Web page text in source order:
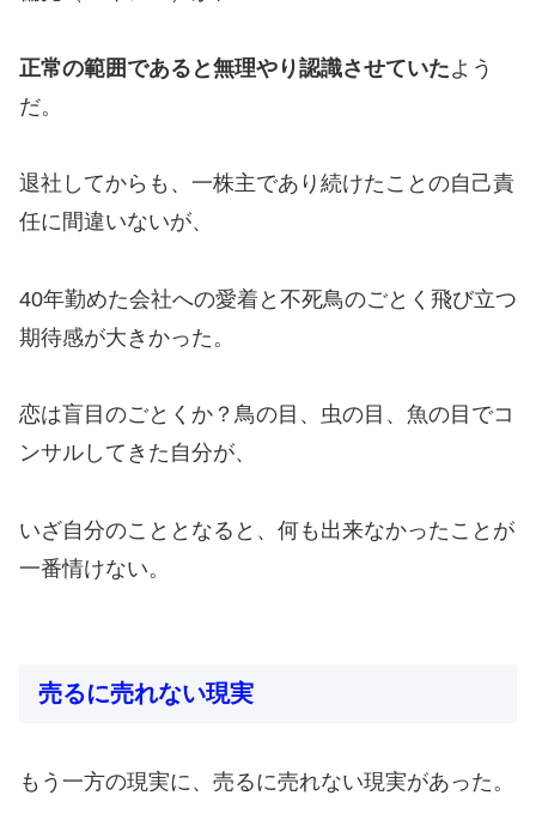
正常の範囲であると無理やり認識させていたよう
だ。
退社してからも、一株主であり続けたことの自己責
任に間違いないが、
40年勤めた会社への愛着と不死鳥のごとく飛び立つ
期待感が大きかった。
恋は盲目のごとくか？鳥の目、虫の目、魚の目でコ
ンサルしてきた自分が、
いざ自分のこととなると、何も出来なかったことが
一番情けない。
売るに売れない現実
もう一方の現実に、売るに売れない現実があった。